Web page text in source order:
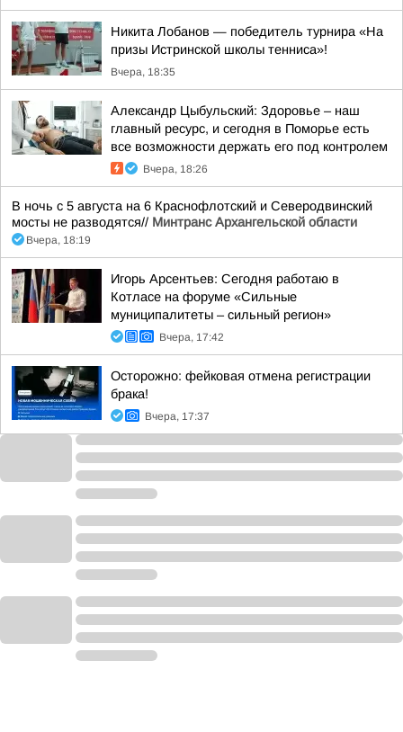
Никита Лобанов — победитель турнира «На
призы Истринской школы тенниса»!
Вчера, 18:35
Александр Цыбульский: Здоровье – наш
главный ресурс, и сегодня в Поморье есть
все возможности держать его под контролем
Вчера, 18:26
В ночь с 5 августа на 6 Краснофлотский и Северодвинский
мосты не разводятся// Минтранс Архангельской области
Вчера, 18:19
Игорь Арсентьев: Сегодня работаю в
Котласе на форуме «Сильные
муниципалитеты – сильный регион»
Вчера, 17:42
Осторожно: фейковая отмена регистрации
брака!
Вчера, 17:37